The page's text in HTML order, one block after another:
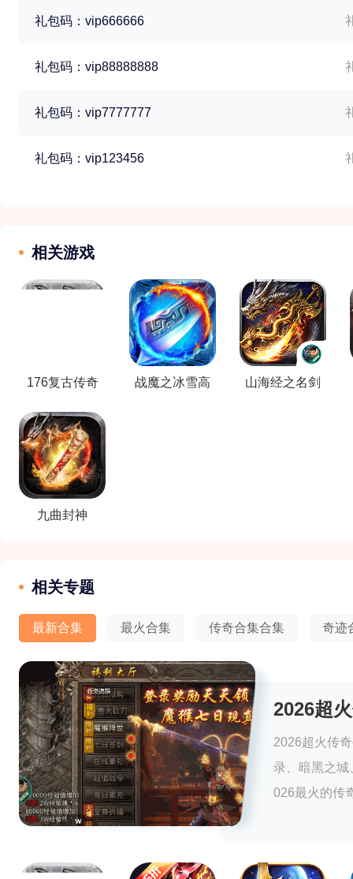
礼包码：vip666666
礼包码：vip88888888
礼包码：vip7777777
礼包码：vip123456
相关游戏
176复古传奇 战魔之冰雪高 山海经之名剑
九曲封神
相关专题
最新合集 最火合集 传奇合集合集 奇迹
2026超
2026超火传
录、暗黑之城
026最火的传